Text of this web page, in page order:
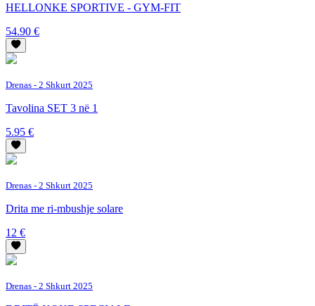
HELLONKE SPORTIVE - GYM-FIT
54.90 €
Drenas - 2 Shkurt 2025
Tavolina SET 3 në 1
5.95 €
Drenas - 2 Shkurt 2025
Drita me ri-mbushje solare
12 €
Drenas - 2 Shkurt 2025